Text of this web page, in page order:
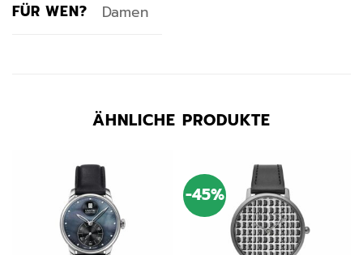
FÜR WEN? Damen
ÄHNLICHE PRODUKTE
-45%